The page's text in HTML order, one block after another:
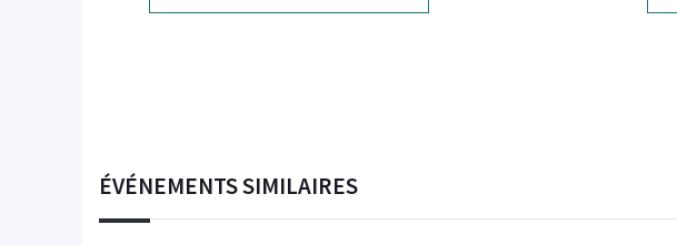
ÉVÉNEMENTS SIMILAIRES